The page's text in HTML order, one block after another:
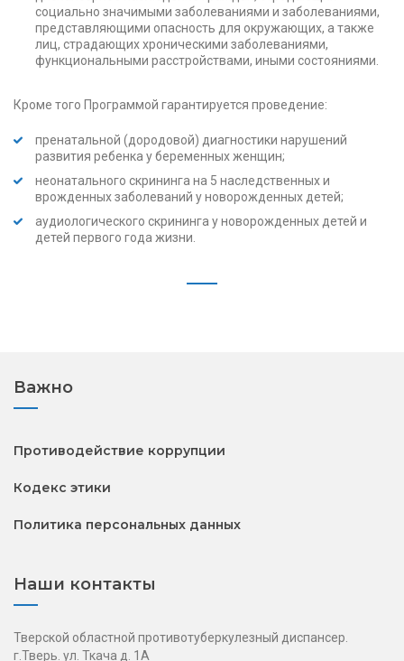
социально значимыми заболеваниями и заболеваниями,
представляющими опасность для окружающих, а также
лиц, страдающих хроническими заболеваниями,
функциональными расстройствами, иными состояниями.
Кроме того Программой гарантируется проведение:
пренатальной (дородовой) диагностики нарушений
развития ребенка у беременных женщин;
неонатального скрининга на 5 наследственных и
врожденных заболеваний у новорожденных детей;
аудиологического скрининга у новорожденных детей и
детей первого года жизни.
Важно
Противодействие коррупции
Кодекс этики
Политика персональных данных
Наши контакты
Тверской областной противотуберкулезный диспансер.
г.Тверь. ул. Ткача д. 1А